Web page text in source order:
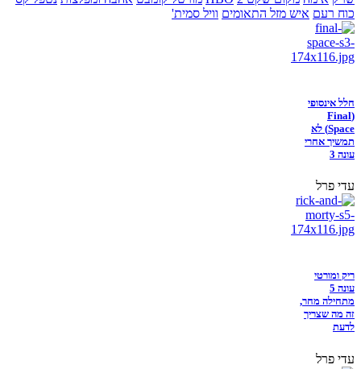
כוח רעם איש מזל התאומים וויל סמית'
חלל אינסופי
(Final
Space) לא
תמשיך אחרי
עונה 3
עדי פרל
ריק ומורטי
עונה 5
מתחילה מחר,
זה מה שצריך
לדעת
עדי פרל